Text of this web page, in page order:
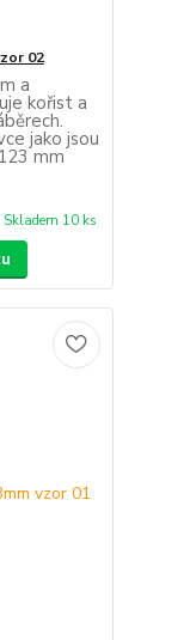
02
a
kořist a
jako jsou
mm
Skladem 10 ks